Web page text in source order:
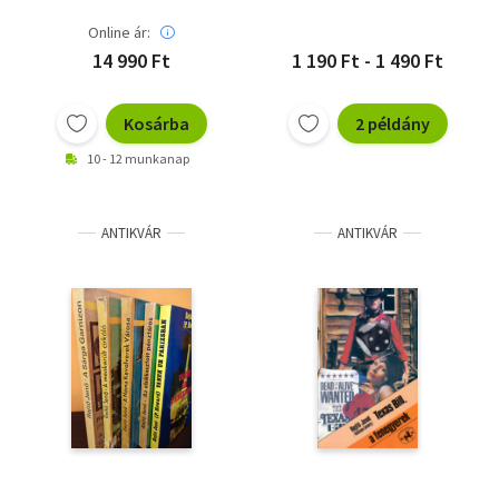
pokol zsoldosai + Az
ellopott futár + Az
elsikkasztott
Tamás visszaüt + Egy
bolond száz bajt
csinál + Halálsziget +
Rejtő Jenő ( P. Howard )
Gibson Lavery (Rejtő Jenő)
Online ár:
14 990 Ft
Kosárba
10 - 12 munkanap
1 190 Ft - 1 490 Ft
2 példány
ANTIKVÁR ANTIKVÁR